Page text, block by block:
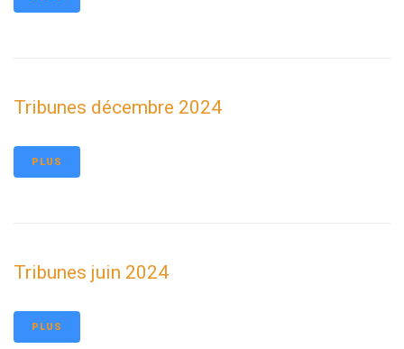
Tribunes décembre 2024
PLUS
Tribunes juin 2024
PLUS